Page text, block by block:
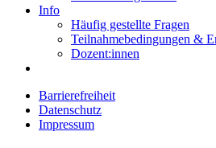
Info
Häufig gestellte Fragen
Teilnahmebedingungen &
Dozent:innen
Barrierefreiheit
Datenschutz
Impressum